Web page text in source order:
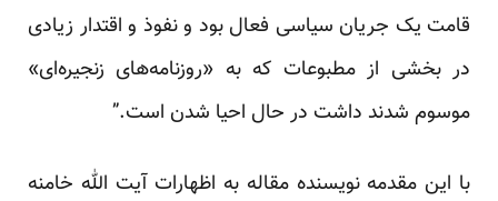
قامت یک جریان سیاسی فعال بود و نفوذ و اقتدار زیادی
در بخشی از مطبوعات که به «روزنامه‌های زنجیره‌ای»
موسوم شدند داشت در حال احیا شدن است.”
با این مقدمه نویسنده مقاله به اظهارات آیت الله خامنه